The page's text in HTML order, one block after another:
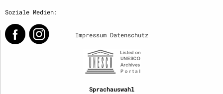
Soziale Medien:
Impressum Datenschutz
Sprachauswahl